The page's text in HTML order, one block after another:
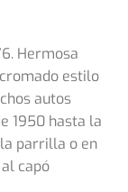
Hermosa
estilo
autos
1950 hasta la
parrilla o en
capó